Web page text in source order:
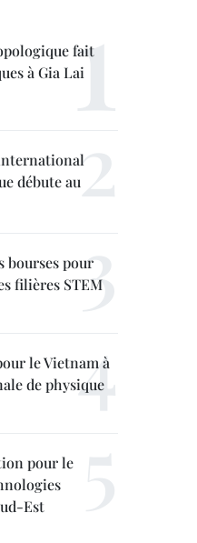
fait
à Gia Lai
débute au
bourses pour
filières STEM
le Vietnam à
de physique
pour le
Est